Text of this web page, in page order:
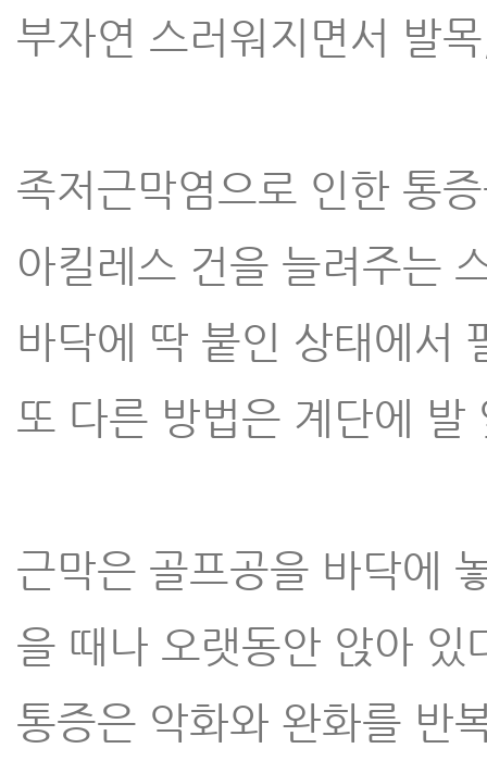
부자연 스러워지면서 발
족저근막염으로 인한 통
아킬레스 건을 늘려주는
바닥에 딱 붙인 상태에서
또 다른 방법은 계단에
근막은 골프공을 바닥에
을 때나 오랫동안 앉아 있
통증은 악화와 완화를 반